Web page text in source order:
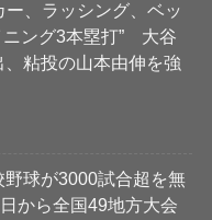
ー、ラッシング、ベッ
ニング3本塁打” 大谷
粘投の山本由伸を強
球が3000試合超を無
から全国49地方大会